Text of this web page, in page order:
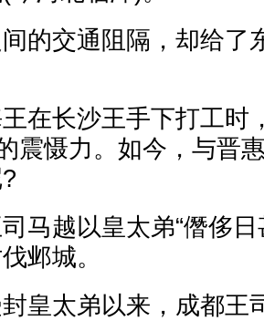
的交通阻隔，却给了
在长沙王手下打工时
震慑力。如今，与晋
马越以皇太弟“僭侈
邺城。
皇太弟以来，成都王